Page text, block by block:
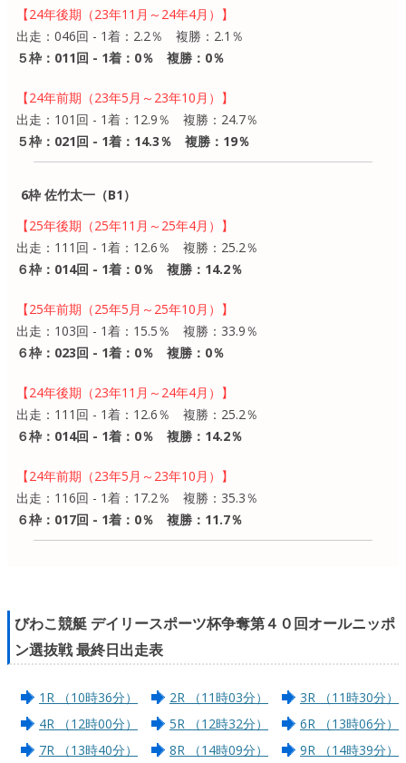
【24年後期（23年11月～24年4月）】
出走：046回 - 1着：2.2％ 複勝：2.1％
５枠：011回 - 1着：0％ 複勝：0％
【24年前期（23年5月～23年10月）】
出走：101回 - 1着：12.9％ 複勝：24.7％
５枠：021回 - 1着：14.3％ 複勝：19％
6枠 佐竹太一（B1）
【25年後期（25年11月～25年4月）】
出走：111回 - 1着：12.6％ 複勝：25.2％
６枠：014回 - 1着：0％ 複勝：14.2％
【25年前期（25年5月～25年10月）】
出走：103回 - 1着：15.5％ 複勝：33.9％
６枠：023回 - 1着：0％ 複勝：0％
【24年後期（23年11月～24年4月）】
出走：111回 - 1着：12.6％ 複勝：25.2％
６枠：014回 - 1着：0％ 複勝：14.2％
【24年前期（23年5月～23年10月）】
出走：116回 - 1着：17.2％ 複勝：35.3％
６枠：017回 - 1着：0％ 複勝：11.7％
びわこ競艇 デイリースポーツ杯争奪第４０回オールニッポ
ン選抜戦 最終日出走表
1R （10時36分） 2R （11時03分）
3R （11時30分）
4R （12時00分）
5R （12時32分）
6R （13時06分）
7R （13時40分）
8R （14時09分） 9R （14時39分）